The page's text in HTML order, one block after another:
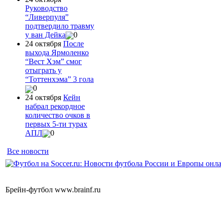
Руководство
“Ливерпуля”
подтвердило травму
у ван Дейка
0
24 октября После
выхода Ярмоленко
“Вест Хэм” смог
отыграть у
“Тоттенхэма” 3 гола
0
24 октября Кейн
набрал рекордное
количество очков в
первых 5-ти турах
АПЛ
0
Все новости
Брейн-футбол www.brainf.ru